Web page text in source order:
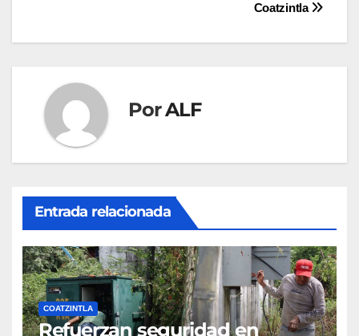
Entrada relacionada
Refuerzan seguridad en
infraestructura hidráulica
AGO 7, 2026 REDACTOR1